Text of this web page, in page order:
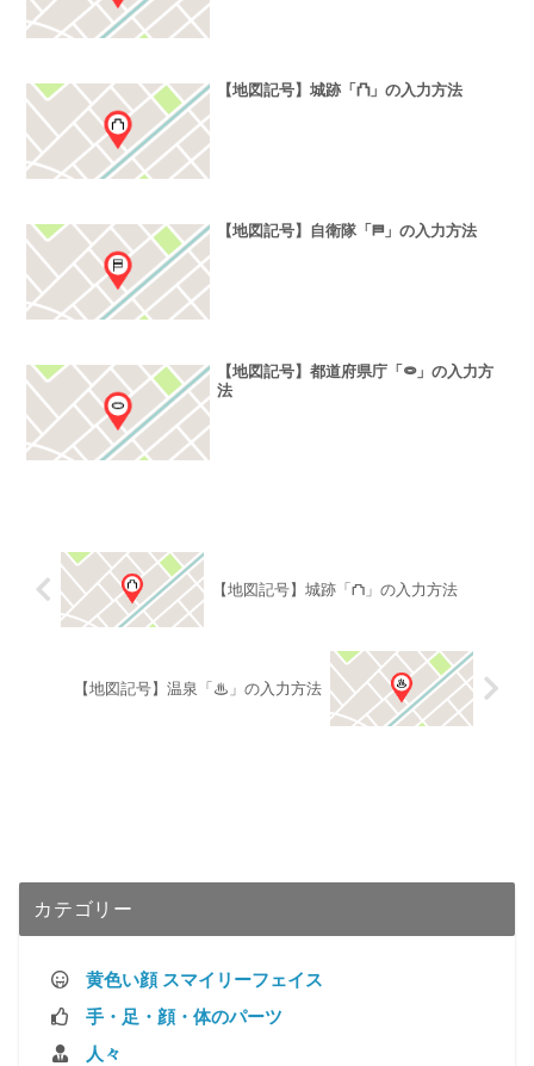
【地図記号】城跡「⛫」の入力方法
【地図記号】自衛隊「⛿」の入力方法
【地図記号】都道府県庁「⭖」の入力方
法
【地図記号】城跡「⛫」の入力方法
【地図記号】温泉「♨」の入力方法
カテゴリー
黄色い顔 スマイリーフェイス
手・足・顔・体のパーツ
人々